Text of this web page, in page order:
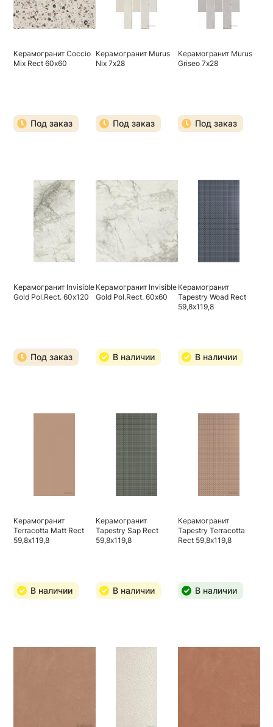
Керамогранит Coccio
Mix Rect 60х60
Под заказ
Керамогранит Murus
Nix 7х28
Под заказ
Керамогранит Murus
Griseo 7х28
Под заказ
Керамогранит Invisible
Gold Pol.Rect. 60х120
Под заказ
Керамогранит Invisible
Gold Pol.Rect. 60х60
В наличии
Керамогранит
Tapestry Woad Rect
59,8х119,8
В наличии
Керамогранит
Terracotta Matt Rect
59,8х119,8
В наличии
Керамогранит
Tapestry Sap Rect
59,8х119,8
В наличии
Керамогранит
Tapestry Terracotta
Rect 59,8х119,8
В наличии